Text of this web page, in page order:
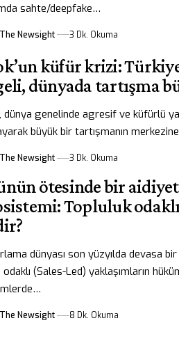
sahte/deepfake…
The Newsight 3 Dk. Okuma
küfür krizi:
dünyada tartışma
dünya genelinde agresif ve küfürlü
büyük bir tartışmanın
The Newsight 3 Dk. Okuma
ötesinde bir aidiyet
Topluluk
dünyası son yüzyılda devasa
odaklı (Sales-Led) yaklaşımların
The Newsight 8 Dk. Okuma